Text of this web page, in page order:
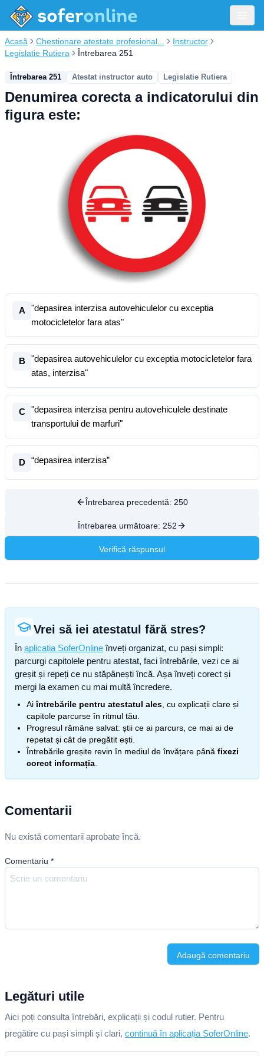
Acasă Chestionare atestate profesional...
Instructor
Legislatie Rutiera
Întrebarea 251
Întrebarea 251 Atestat instructor auto Legislatie Rutiera
Denumirea corecta a indicatorului din
figura este:
A
"depasirea interzisa autovehiculelor cu exceptia
motocicletelor fara atas"
B
"depasirea autovehiculelor cu exceptia motocicletelor fara
atas, interzisa"
C
"depasirea interzisa pentru autovehiculele destinate
transportului de marfuri"
D “depasirea interzisa”
Întrebarea precedentă: 250
Întrebarea următoare: 252
Verifică răspunsul
Vrei să iei atestatul fără stres?
În aplicația SoferOnline înveți organizat, cu pași simpli:
parcurgi capitolele pentru atestat, faci întrebările, vezi ce ai
greșit și repeți ce nu stăpânești încă. Așa înveți corect și
mergi la examen cu mai multă încredere.
Aiîntrebările pentru atestatul ales , cu explicații clare și
capitole parcurse în ritmul tău.
Progresul rămâne salvat: știi ce ai parcurs, ce mai ai de
repetat și cât de pregătit ești.
Întrebările greșite revin în mediul de învățare până fixezi
corect informația
Comentarii
Nu există comentarii aprobate încă.
Comentariu *
Adaugă comentariu
Legături utile
Aici poți consulta întrebări, explicații și codul rutier. Pentru
pregătire cu pași simpli și clari, continuă în aplicația SoferOnline.